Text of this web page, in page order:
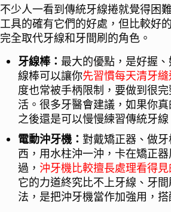
不少人一看到傳統牙線捲就覺得困
工具的確有它們的好處，但比較好
完全取代牙線和牙間刷的角色。
牙線棒： 最大的優點，是好握
線棒可以讓你先習慣每天清牙
度也常被手柄限制，要做到很
活。很多牙醫會建議，如果你
之後還是可以慢慢練習傳統牙
電動沖牙機： 對戴矯正器、做
西，用水柱沖一沖，卡在矯正
過， 沖牙機比較擅長處理看得
它的力道終究比不上牙線、牙
法，是把沖牙機當作加強用，